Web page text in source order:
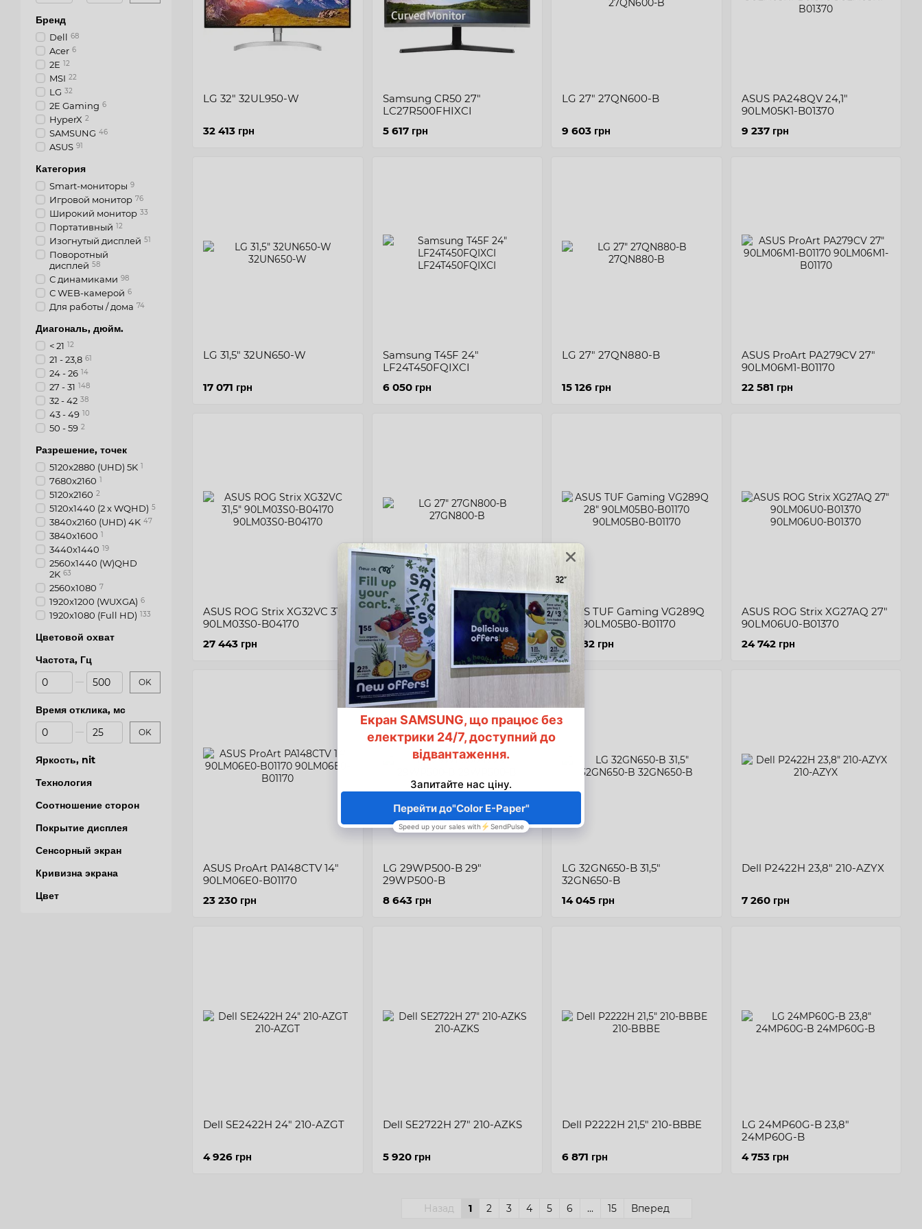
LG 32" 32UL950-W
32 413 грн
Samsung CR50 27"
LC27R500FHIXCI
5 617 грн
LG 27" 27QN600-B
9 603 грн
ASUS PA248QV 24,1"
90LM05K1-B01370
9 237 грн
LG 31,5" 32UN650-W
17 071 грн
Samsung T45F 24"
LF24T450FQIXCI
6 050 грн
LG 27" 27QN880-B
15 126 грн
ASUS ProArt PA279CV 27"
90LM06M1-B01170
22 581 грн
ASUS ROG Strix XG32VC 31,5"
90LM03S0-B04170
27 443 грн
LG 27" 27GN800-B
10 804 грн
ASUS TUF Gaming VG289Q
28" 90LM05B0-B01170
15 882 грн
ASUS ROG Strix XG27AQ 27"
90LM06U0-B01370
24 742 грн
ASUS ProArt PA148CTV 14"
90LM06E0-B01170
23 230 грн
LG 29WP500-B 29"
29WP500-B
8 643 грн
LG 32GN650-B 31,5"
32GN650-B
14 045 грн
Dell P2422H 23,8" 210-AZYX
7 260 грн
Dell SE2422H 24" 210-AZGT
4 926 грн
Dell SE2722H 27" 210-AZKS
5 920 грн
Dell P2222H 21,5" 210-BBBE
6 871 грн
LG 24MP60G-B 23,8"
24MP60G-B
4 753 грн
Назад 1 2 3 4 5 6 ... 15 Вперед
Бренд
Dell 68
Acer 6
2E 12
MSI 22
LG 32
2E Gaming 6
HyperX 2
SAMSUNG 46
ASUS 91
Категория
Smart-мониторы 9
Игровой монитор 76
Широкий монитор 33
Портативный 12
Изогнутый дисплей 51
Поворотный
дисплей 58
С динамиками 98
С WEB-камерой 6
Для работы / дома 74
Диагональ, дюйм.
< 21 12
21 - 23,8 61
24 - 26 14
27 - 31 148
32 - 42 38
43 - 49 10
50 - 59 2
Разрешение, точек
5120x2880 (UHD) 5K 1
7680x2160 1
5120x2160 2
5120x1440 (2 x WQHD) 5
3840x2160 (UHD) 4K 47
3840x1600 1
3440х1440 19
2560x1440 (W)QHD
2K 63
2560х1080 7
1920x1200 (WUXGA) 6
1920х1080 (Full HD) 133
Цветовой охват
Частота, Гц
От Частота, Гц
До Частота, Гц OK
Время отклика, мс
От Время отклика, мс
До Время отклика, мсOK
Яркость, nit
Технология
Соотношение сторон
Покрытие дисплея
Сенсорный экран
Кривизна экрана
Цвет